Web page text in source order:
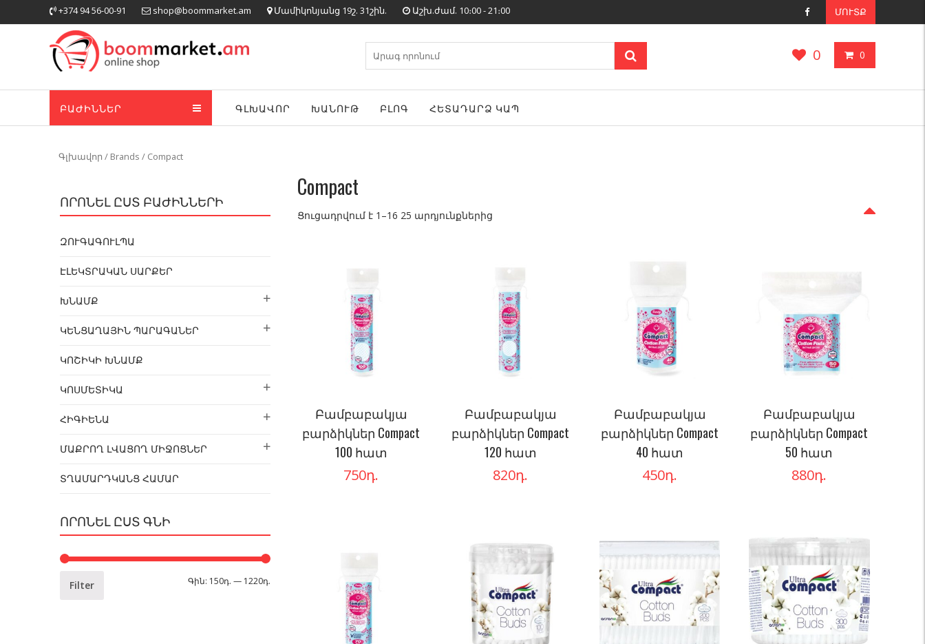
to
+374 94 56-00-91 shop@boommarket.am Մամիկոնյանց 19շ. 31շին. Աշխ.ժամ. 10։00 - 21։00 ՄՈՒՏՔ
0 0
Search
ԲԱԺԻՆՆԵՐ ԳԼԽԱՎՈՐ ԽԱՆՈՒԹ ԲԼՈԳ ՀԵՏԱԴԱՐՁ ԿԱՊ
Գլխավոր / Brands / Compact
Compact
Ցուցադրվում է 1–16 25 արդյունքներից
Բամբաբակյա
բարձիկներ Compact
100 հատ
750դ.
Բամբաբակյա
բարձիկներ Compact
120 հատ
820դ.
Բամբաբակյա
բարձիկներ Compact
40 հատ
450դ.
Բամբաբակյա
բարձիկներ Compact
50 հատ
880դ.
ՈՐՈՆԵԼ ԸՍՏ ԲԱԺԻՆՆԵՐԻ
ԶՈՒԳԱԳՈՒԼՊԱ
ԷԼԵԿՏՐԱԿԱՆ ՍԱՐՔԵՐ
ԽՆԱՄՔ
ԿԵՆՑԱՂԱՅԻՆ ՊԱՐԱԳԱՆԵՐ
ԿՈՇԻԿԻ ԽՆԱՄՔ
ԿՈՍՄԵՏԻԿԱ
ՀԻԳԻԵՆԱ
ՄԱՔՐՈՂ ԼՎԱՑՈՂ ՄԻՋՈՑՆԵՐ
ՏՂԱՄԱՐԴԿԱՆՑ ՀԱՄԱՐ
ՈՐՈՆԵԼ ԸՍՏ ԳՆԻ
Filter Գին: 150դ. — 1220դ.